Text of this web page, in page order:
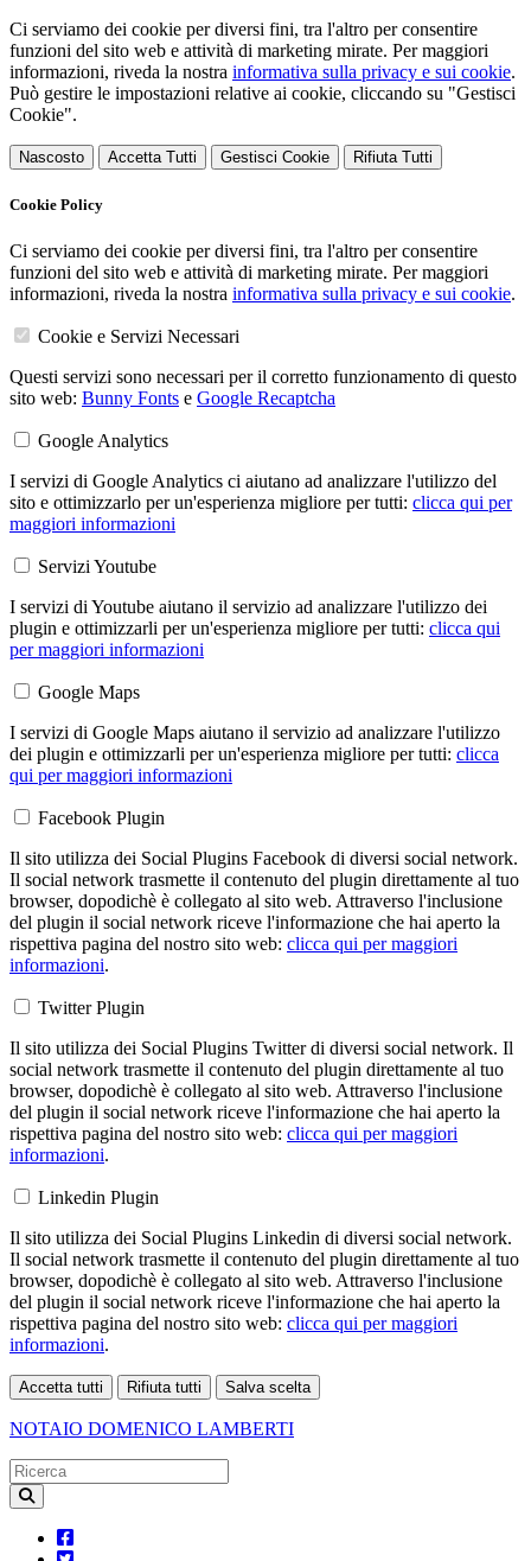
Ci serviamo dei cookie per diversi fini, tra l'altro per consentire
funzioni del sito web e attività di marketing mirate. Per maggiori
informazioni, riveda la nostra informativa sulla privacy e sui cookie.
Può gestire le impostazioni relative ai cookie, cliccando su "Gestisci
Cookie".
Nascosto Accetta Tutti Gestisci Cookie Rifiuta Tutti
Cookie Policy
Ci serviamo dei cookie per diversi fini, tra l'altro per consentire
funzioni del sito web e attività di marketing mirate. Per maggiori
informazioni, riveda la nostra informativa sulla privacy e sui cookie.
Cookie e Servizi Necessari
Questi servizi sono necessari per il corretto funzionamento di questo
sito web: Bunny Fonts e Google Recaptcha
Google Analytics
I servizi di Google Analytics ci aiutano ad analizzare l'utilizzo del
sito e ottimizzarlo per un'esperienza migliore per tutti: clicca qui per
maggiori informazioni
Servizi Youtube
I servizi di Youtube aiutano il servizio ad analizzare l'utilizzo dei
plugin e ottimizzarli per un'esperienza migliore per tutti: clicca qui
per maggiori informazioni
Google Maps
I servizi di Google Maps aiutano il servizio ad analizzare l'utilizzo
dei plugin e ottimizzarli per un'esperienza migliore per tutti: clicca
qui per maggiori informazioni
Facebook Plugin
Il sito utilizza dei Social Plugins Facebook di diversi social network.
Il social network trasmette il contenuto del plugin direttamente al tuo
browser, dopodichè è collegato al sito web. Attraverso l'inclusione
del plugin il social network riceve l'informazione che hai aperto la
rispettiva pagina del nostro sito web: clicca qui per maggiori
informazioni.
Twitter Plugin
Il sito utilizza dei Social Plugins Twitter di diversi social network. Il
social network trasmette il contenuto del plugin direttamente al tuo
browser, dopodichè è collegato al sito web. Attraverso l'inclusione
del plugin il social network riceve l'informazione che hai aperto la
rispettiva pagina del nostro sito web: clicca qui per maggiori
informazioni.
Linkedin Plugin
Il sito utilizza dei Social Plugins Linkedin di diversi social network.
Il social network trasmette il contenuto del plugin direttamente al tuo
browser, dopodichè è collegato al sito web. Attraverso l'inclusione
del plugin il social network riceve l'informazione che hai aperto la
rispettiva pagina del nostro sito web: clicca qui per maggiori
informazioni.
Accetta tutti Rifiuta tutti Salva scelta
NOTAIO DOMENICO LAMBERTI